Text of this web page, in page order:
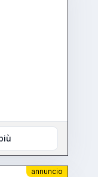
annuncio